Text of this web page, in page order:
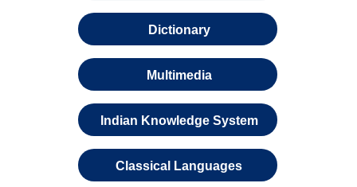
Dictionary
Multimedia
Indian Knowledge System
Classical Languages